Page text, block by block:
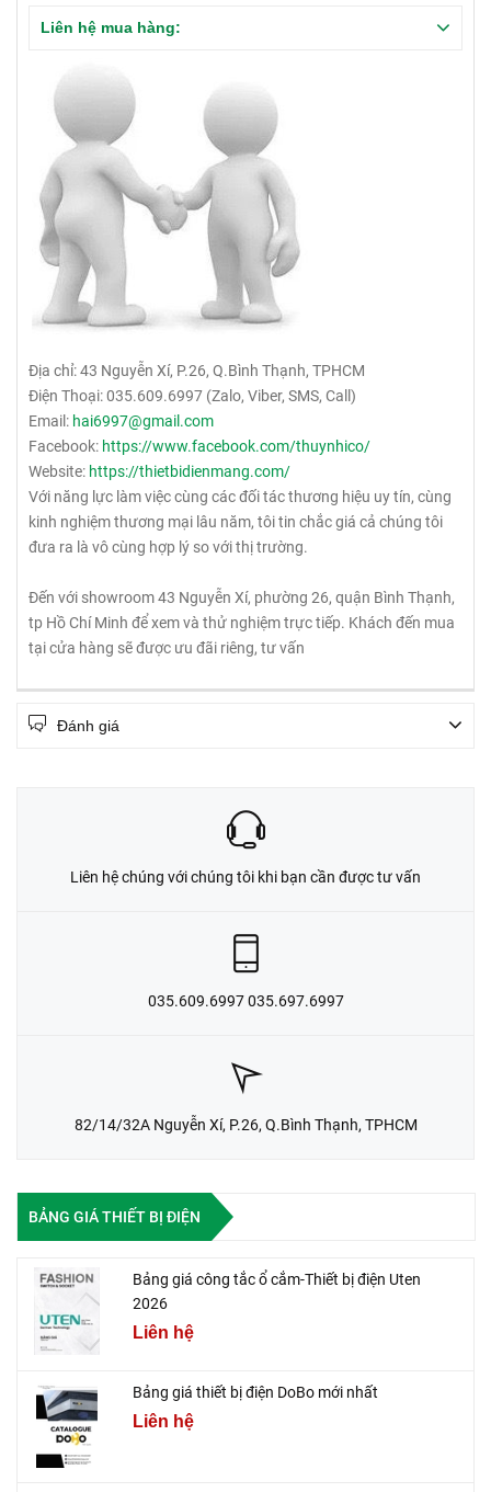
Liên hệ mua hàng:
Địa chỉ: 43 Nguyễn Xí, P.26, Q.Bình Thạnh, TPHCM
Điện Thoại: 035.609.6997 (Zalo, Viber, SMS, Call)
Email: hai6997@gmail.com
Facebook: https://www.facebook.com/thuynhico/
Website: https://thietbidienmang.com/
Với năng lực làm việc cùng các đối tác thương hiệu uy tín, cùng
kinh nghiệm thương mại lâu năm, tôi tin chắc giá cả chúng tôi
đưa ra là vô cùng hợp lý so với thị trường.
Đến với showroom 43 Nguyễn Xí, phường 26, quận Bình Thạnh,
tp Hồ Chí Minh để xem và thử nghiệm trực tiếp. Khách đến mua
tại cửa hàng sẽ được ưu đãi riêng, tư vấn
Đánh giá
Liên hệ chúng với chúng tôi khi bạn cần được tư vấn
035.609.6997 035.697.6997
82/14/32A Nguyễn Xí, P.26, Q.Bình Thạnh, TPHCM
BẢNG GIÁ THIẾT BỊ ĐIỆN
Bảng giá công tắc ổ cắm-Thiết bị điện Uten
2026
Liên hệ
Bảng giá thiết bị điện DoBo mới nhất
Liên hệ